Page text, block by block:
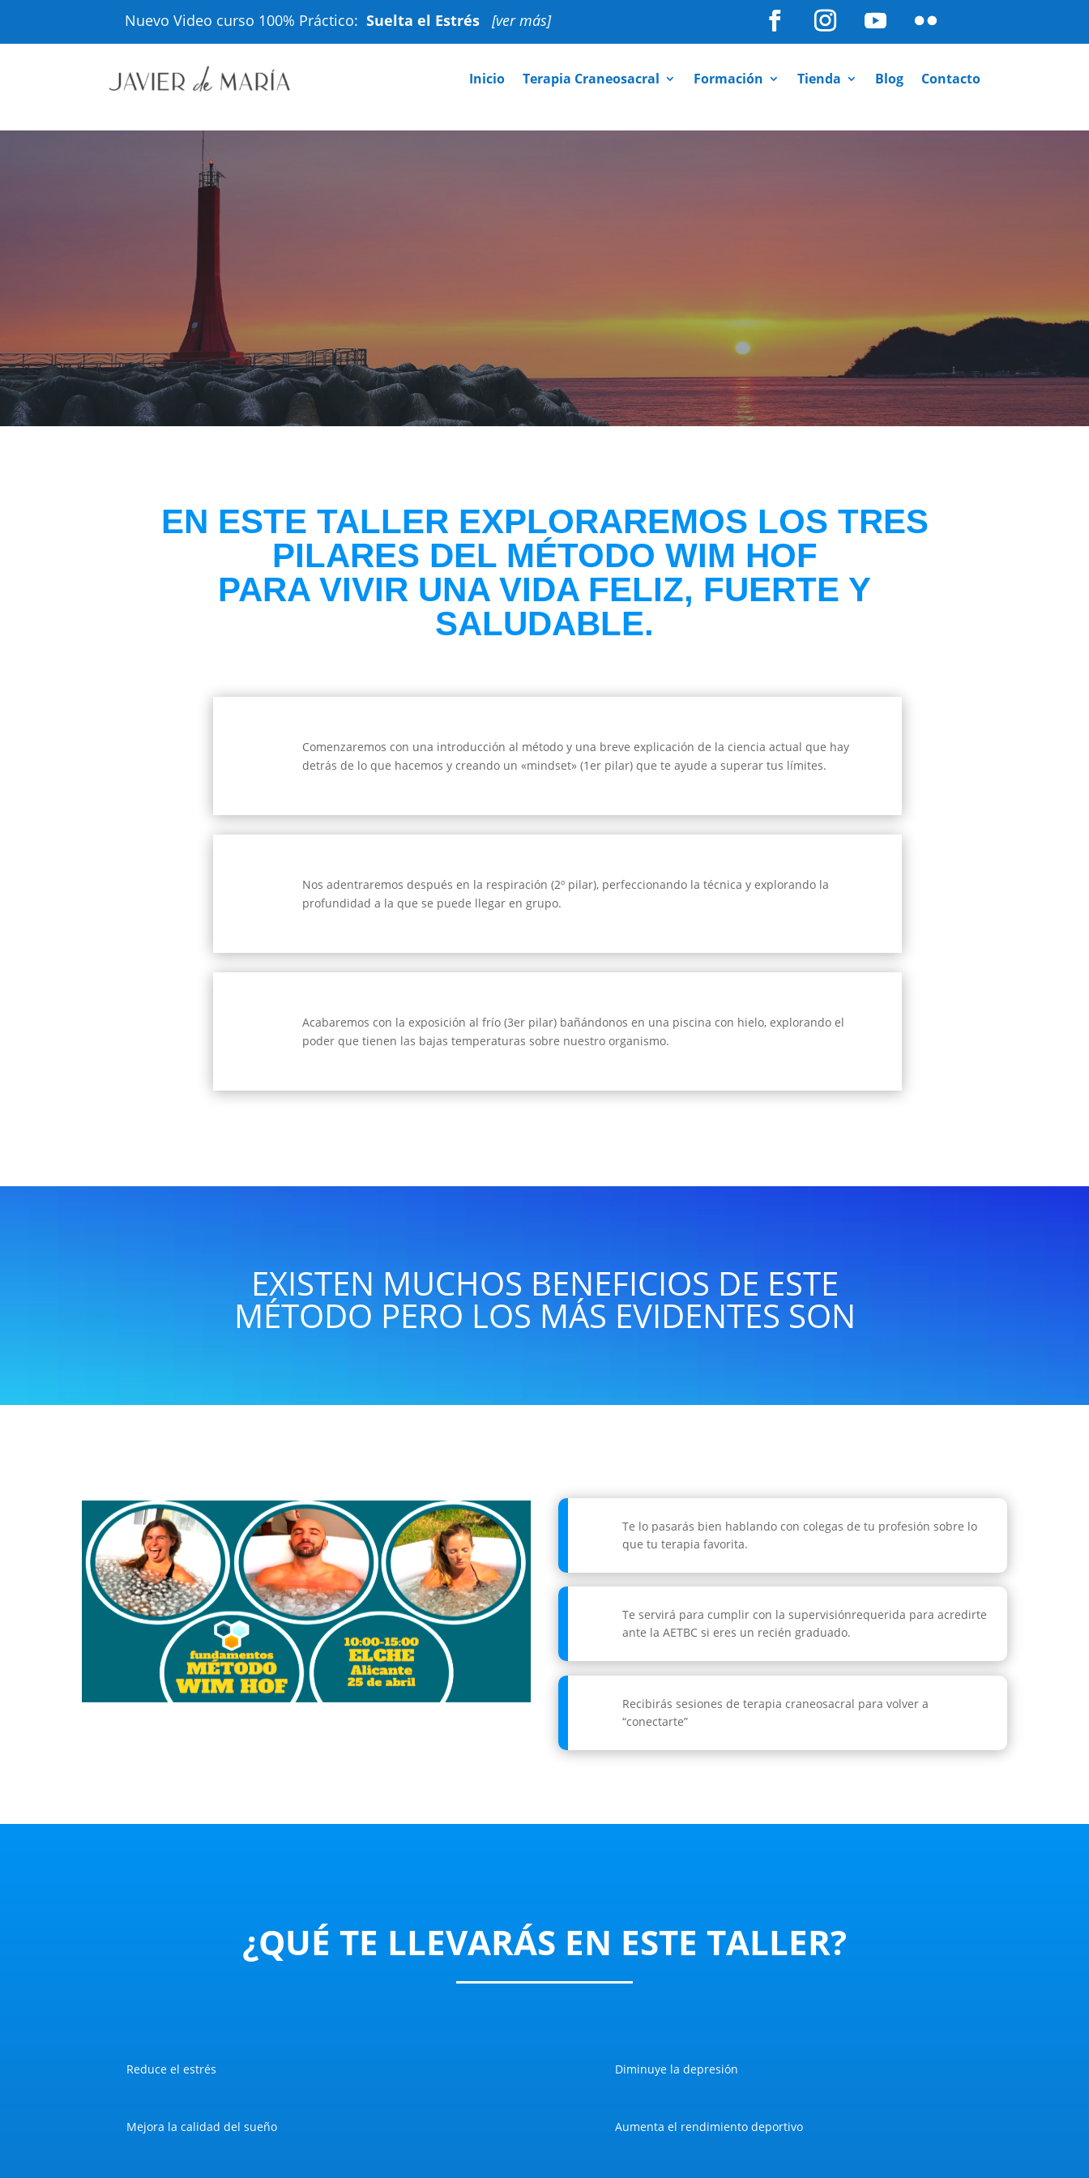
Nuevo Video curso 100% Práctico:Suelta el Estrés [ver más]
Inicio Terapia Craneosacral Formación Tienda Blog Contacto
EN ESTE TALLER EXPLORAREMOS LOS TRES
PILARES DEL MÉTODO WIM HOF
PARA VIVIR UNA VIDA FELIZ, FUERTE Y
SALUDABLE.
Comenzaremos con una introducción al método y una breve explicación de la ciencia actual que hay
detrás de lo que hacemos y creando un «mindset» (1er pilar) que te ayude a superar tus límites.
Nos adentraremos después en la respiración (2º pilar), perfeccionando la técnica y explorando la
profundidad a la que se puede llegar en grupo.
Acabaremos con la exposición al frío (3er pilar) bañándonos en una piscina con hielo, explorando el
poder que tienen las bajas temperaturas sobre nuestro organismo.
EXISTEN MUCHOS BENEFICIOS DE ESTE
MÉTODO PERO LOS MÁS EVIDENTES SON
Te lo pasarás bien hablando con colegas de tu profesión sobre lo
que tu terapia favorita.
Te servirá para cumplir con la supervisiónrequerida para acredirte
ante la AETBC si eres un recién graduado.
Recibirás sesiones de terapia craneosacral para volver a
“conectarte”
¿QUÉ TE LLEVARÁS EN ESTE TALLER?
Reduce el estrés
Mejora la calidad del sueño
Diminuye la depresión
Aumenta el rendimiento deportivo